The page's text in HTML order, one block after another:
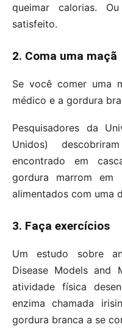
queimar calorias.
satisfeito.
2. Coma uma maçã
Se você comer uma
médico e a gordura
Pesquisadores da
Unidos)
encontrado em
gordura marrom em
alimentados com uma
3. Faça exercícios
Um estudo sobre
Disease Models and
atividade física
enzima chamada
gordura branca a se